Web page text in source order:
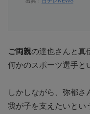
ご両親の達也さんと真
何かのスポーツ選手と
しかしながら、弥都さ
我が子を支えたいとい